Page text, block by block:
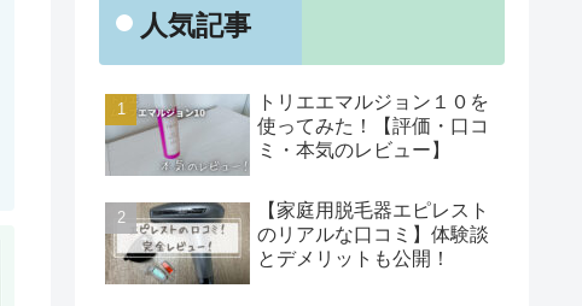
人気記事
トリエエマルジョン１０を
使ってみた！【評価・口コ
ミ・本気のレビュー】
【家庭用脱毛器エピレスト
のリアルな口コミ】体験談
とデメリットも公開！